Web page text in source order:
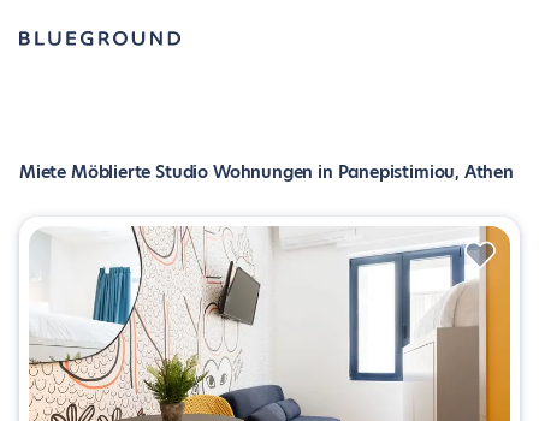
Miete Möblierte Studio Wohnungen in Panepistimiou, Athen